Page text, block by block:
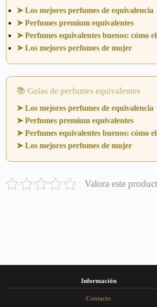
➤ Los mejores perfumes de equivalencia
➤ Perfumes premium equivalentes
➤ Perfumes equivalentes buenos: cómo
➤ Los mejores perfumes de mujer
📚 Guías de perfumes equivalentes
➤ Los mejores perfumes de equivalencia
➤ Perfumes premium equivalentes
➤ Perfumes equivalentes buenos: cómo
➤ Los mejores perfumes de mujer
Valora este
Información
Contacto